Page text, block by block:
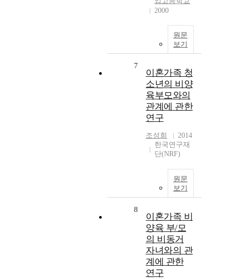
2000
원문
보기
7
이혼가족 청
소년의 비양
육부모와의
관계에 관한
연구
조성희
2014
한국연구재
단(NRF)
원문
보기
8
이혼가족 비
양육 부/모
의 비동거
자녀와의 관
계에 관한
연구